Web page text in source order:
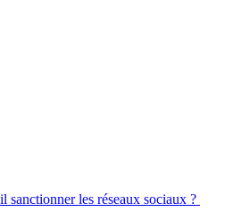
sanctionner les réseaux sociaux ?